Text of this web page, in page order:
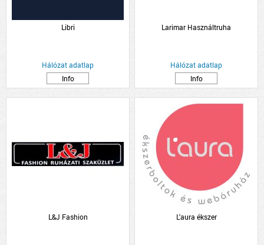
Libri
Hálózat adatlap
Info
Larimar Használtruha
Hálózat adatlap
Info
L&J Fashion L'aura ékszer